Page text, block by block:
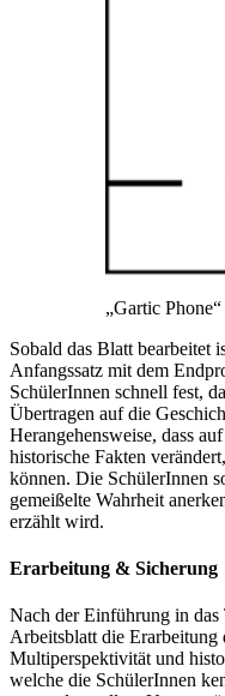
„Gartic
Sobald das Blatt bearbeitet
Anfangssatz mit dem
SchülerInnen schnell fest,
Übertragen auf die
Herangehensweise, dass
historische Fakten
können. Die SchülerInnen
gemeißelte Wahrheit
erzählt wird.
Erarbeitung & Sicherung
Nach der Einführung in das
Arbeitsblatt die
Multiperspektivität und
welche die SchülerInnen